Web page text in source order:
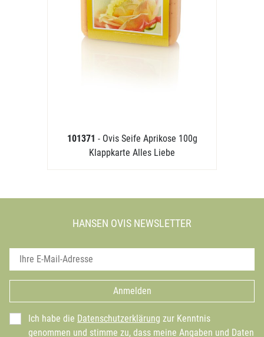
101371 - Ovis Seife Aprikose 100g
Klappkarte Alles Liebe
HANSEN OVIS NEWSLETTER
Anmelden
Ich habe die Datenschutzerklärung zur Kenntnis
genommen und stimme zu, dass meine Angaben und Daten